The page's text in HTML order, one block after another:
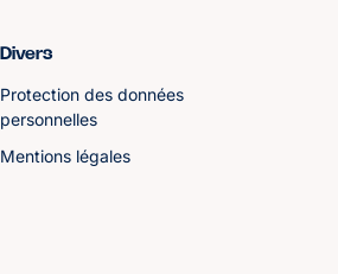
Divers
Protection des données
personnelles
Mentions légales